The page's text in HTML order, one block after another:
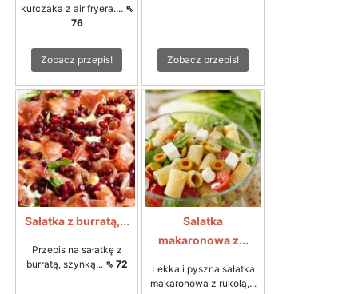
kurczaka z air fryera.... ⇖
76
Zobacz przepis! Zobacz przepis!
Sałatka z burratą,...
Przepis na sałatkę z
burratą, szynką... ⇖ 72
Sałatka
makaronowa z...
Lekka i pyszna sałatka
makaronowa z rukolą,...